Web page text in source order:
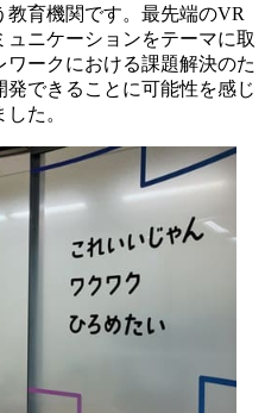
育機関です。最先端のVR
ニケーションをテーマに取
ークにおける課題解決のた
できることに可能性を感じ
た。